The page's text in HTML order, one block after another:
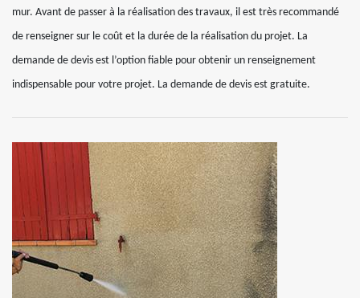
mur. Avant de passer à la réalisation des travaux, il est très recommandé
de renseigner sur le coût et la durée de la réalisation du projet. La
demande de devis est l’option fiable pour obtenir un renseignement
indispensable pour votre projet. La demande de devis est gratuite.